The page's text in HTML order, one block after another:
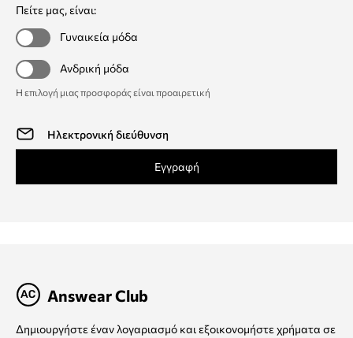
Πείτε μας, είναι:
Γυναικεία μόδα
Ανδρική μόδα
Η επιλογή μιας προσφοράς είναι προαιρετική
Εγγραφή
Answear Club
Δημιουργήστε έναν λογαριασμό και εξοικονομήστε χρήματα σε